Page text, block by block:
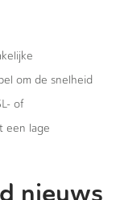
om de snelheid
of
een lage
nieuws